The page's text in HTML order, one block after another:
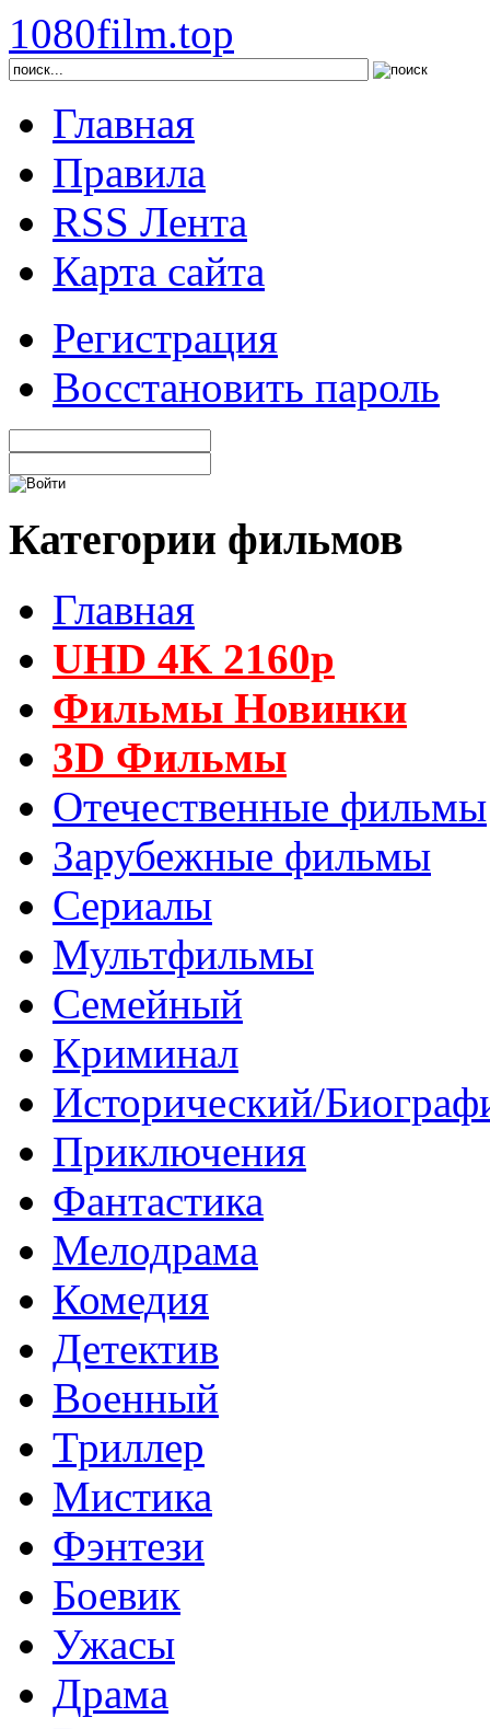
1080film.top
Главная
Правила
RSS Лента
Карта сайта
Регистрация
Восстановить пароль
Категории фильмов
Главная
UHD 4K 2160p
Фильмы Новинки
3D Фильмы
Отечественные фильмы
Зарубежные фильмы
Сериалы
Мультфильмы
Семейный
Криминал
Исторический/
Приключения
Фантастика
Мелодрама
Комедия
Детектив
Военный
Триллер
Мистика
Фэнтези
Боевик
Ужасы
Драма